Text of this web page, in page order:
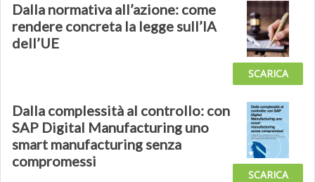
Dalla normativa all’azione: come
rendere concreta la legge sull’IA
dell’UE
SCARICA
Dalla complessità al controllo: con
SAP Digital Manufacturing uno
smart manufacturing senza
compromessi
SCARICA